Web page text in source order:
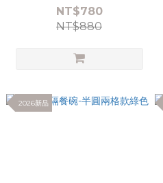
NT$780
NT$880
2026新品